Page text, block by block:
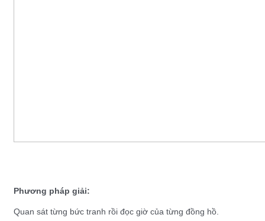
Phương pháp giải:
Quan sát từng bức tranh rồi đọc giờ của từng đồng hồ.